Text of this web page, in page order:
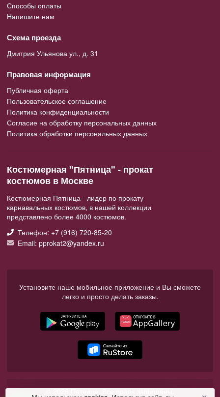
Способы оплаты
Напишите нам
Схема проезда
Дмитрия Ульянова ул., д. 31
Правовая информация
Публичная оферта
Пользовательское соглашение
Политика конфиденциальности
Согласие на обработку персональных данных
Политика обработки персональных данных
Костюмерная "Пятница" - прокат
костюмов в Москве
Костюмерная Пятница - лидер по прокату
карнавальных костюмов, в нашей коллекции
представлено более 4000 костюмов.
Телефон: +7 (916) 720-85-20
Email: pprokat2@yandex.ru
Установите наше мобильное приложение и Вы сможете
легко и просто делать заказы.
© 2026 Пятница. Все права защищены.